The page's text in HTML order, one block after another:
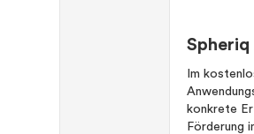
Spheriq
Im
konkrete
Förderung